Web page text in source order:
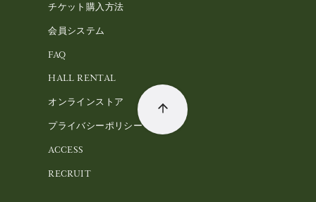
チケット購入方法
会員システム
FAQ
HALL RENTAL
オンラインストア
プライバシーポリシー
ACCESS
RECRUIT